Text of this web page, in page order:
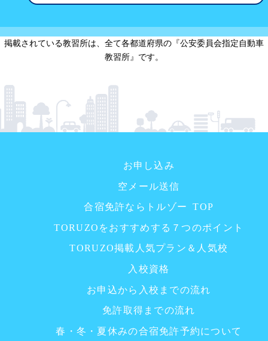
掲載されている教習所は、全て各都道府県の『公安委員会指定自動車
教習所』です。
お申し込み
空メール送信
合宿免許ならトルゾー TOP
TORUZOをおすすめする７つのポイント
TORUZO掲載人気プラン＆人気校
入校資格
お申込から入校までの流れ
免許取得までの流れ
春・冬・夏休みの合宿免許予約について